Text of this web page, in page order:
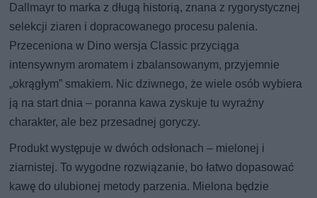
Dallmayr to marka z długą historią, znana z rygorystycznej
selekcji ziaren i dopracowanego procesu palenia.
Przeceniona w Dino wersja Classic przyciąga
intensywnym aromatem i zbalansowanym, przyjemnie
„okrągłym” smakiem. Nic dziwnego, że wiele osób wybiera
ją na start dnia – poranna kawa zyskuje tu wyraźny
charakter, ale bez przesadnej goryczy.
Produkt występuje w dwóch odsłonach – mielonej i
ziarnistej. To wygodne rozwiązanie, bo łatwo dopasować
kawę do ulubionej metody parzenia. Mielona będzie